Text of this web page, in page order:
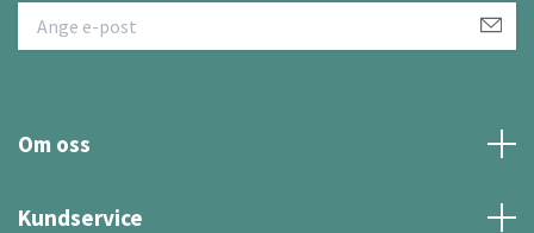
Om oss
Kundservice